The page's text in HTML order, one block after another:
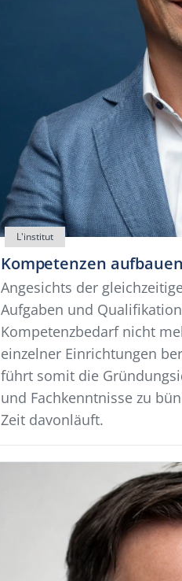
Kompetenzen
Angesichts der
Aufgaben und
Kompetenzbedarf nicht
einzelner Einrichtungen
führt somit die
und Fachkenntnisse zu
Zeit davonläuft.